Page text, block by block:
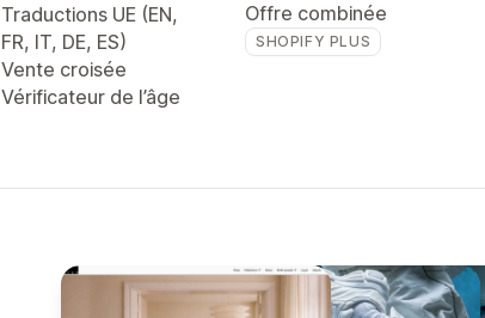
Traductions UE (EN,
FR, IT, DE, ES)
Vente croisée
Vérificateur de l’âge
Offre combinée
SHOPIFY PLUS